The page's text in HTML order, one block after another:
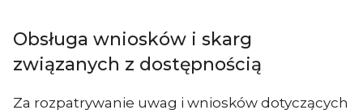
Obsługa wniosków i skarg
związanych z dostępnością
Za rozpatrywanie uwag i wniosków dotyczących